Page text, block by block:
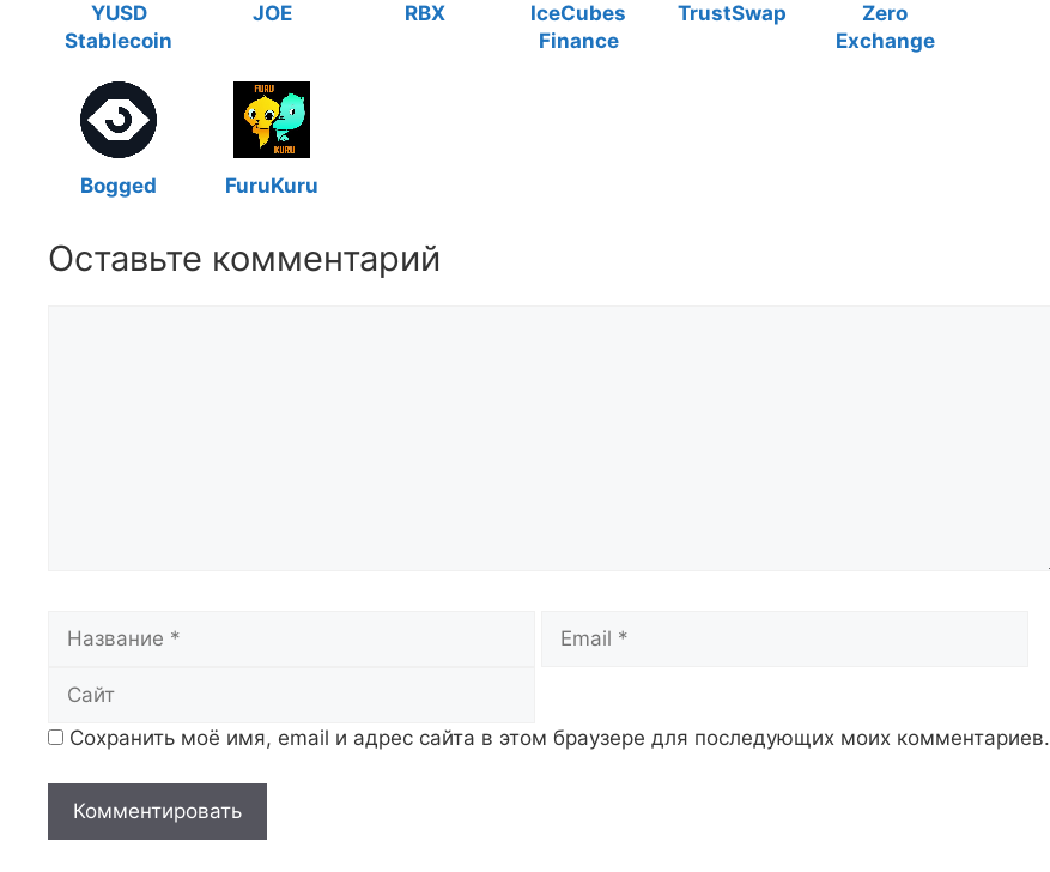
YUSD
Stablecoin
JOE RBX
IceCubes
Finance
TrustSwap
Zero
Exchange
Bogged FuruKuru
Оставьте комментарий
Сохранить моё имя, email и адрес сайта в этом браузере для последующих моих комментариев.